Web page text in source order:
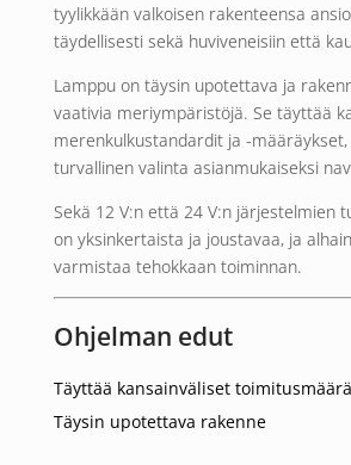
tyylikkään valkoisen rakenteensa
täydellisesti sekä huviveneisiin että
Lamppu on täysin upotettava ja
vaativia meriympäristöjä. Se täyttää
merenkulkustandardit ja -
turvallinen valinta asianmukaiseksi
Sekä 12 V:n että 24 V:n järjestelmien
on yksinkertaista ja joustavaa, ja
varmistaa tehokkaan toiminnan.
Ohjelman edut
Täyttää kansainväliset
Täysin upotettava rakenne